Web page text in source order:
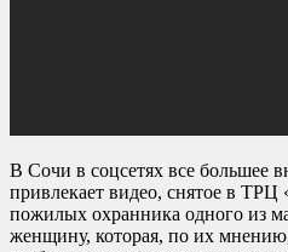
В Сочи в соцсетях все большее
привлекает видео, снятое в
пожилых охранника одного из
женщину, которая, по их